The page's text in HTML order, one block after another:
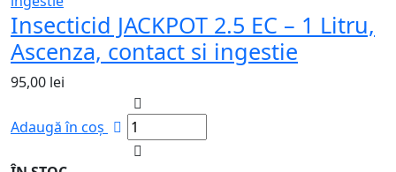
Insecticid JACKPOT 2.5 EC – 1 Litru,
Ascenza, contact si ingestie
95,00 lei
Adaugă în coș